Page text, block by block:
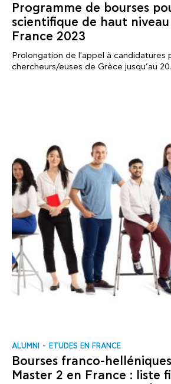
Programme de bourses
scientifique de haut niveau
France 2023
Prolongation de l'appel à candidatures
chercheurs/euses de Grèce jusqu’au
ALUMNI ΕTUDES EN FRANCE
Bourses franco-
Master 2 en France : liste